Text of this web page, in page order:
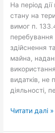
На період
стану на
вимог п.
перебування
здійснення
майна,
видатків, не
діяльності,
втрати
статусу
Читати далі »